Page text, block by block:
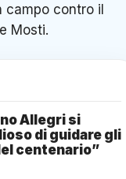
campo contro il
Mosti.
Allegri si
di guidare gli
centenario”